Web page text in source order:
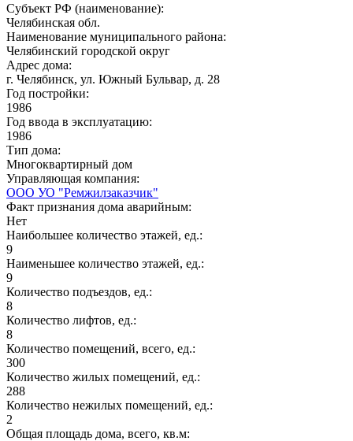
Субъект РФ (наименование):
Челябинская обл.
Наименование муниципального района:
Челябинский городской округ
Адрес дома:
г. Челябинск, ул. Южный Бульвар, д. 28
Год постройки:
1986
Год ввода в эксплуатацию:
1986
Тип дома:
Многоквартирный дом
Управляющая компания:
ООО УО "Ремжилзаказчик"
Факт признания дома аварийным:
Нет
Наибольшее количество этажей, ед.:
9
Наименьшее количество этажей, ед.:
9
Количество подъездов, ед.:
8
Количество лифтов, ед.:
8
Количество помещений, всего, ед.:
300
Количество жилых помещений, ед.:
288
Количество нежилых помещений, ед.:
2
Общая площадь дома, всего, кв.м: